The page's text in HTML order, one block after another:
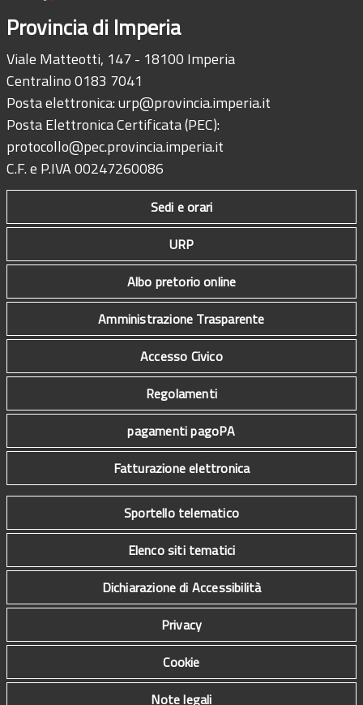
Provincia di Imperia
Viale Matteotti, 147 - 18100 Imperia
Centralino 0183 7041
Posta elettronica:urp@provincia.imperia.it
Posta Elettronica Certificata (PEC):
protocollo@pec.provincia.imperia.it
C.F. e P.IVA 00247260086
Sedi e orari
URP
Albo pretorio online
Amministrazione Trasparente
Accesso Civico
Regolamenti
pagamenti pagoPA
Fatturazione elettronica
Sportello telematico
Elenco siti tematici
Dichiarazione di Accessibilità
Privacy
Cookie
Note legali